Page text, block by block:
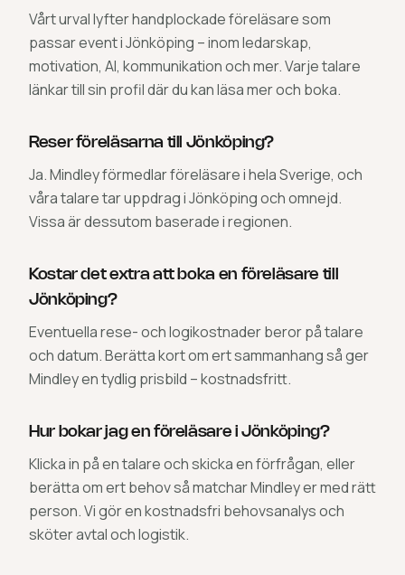
Vårt urval lyfter handplockade föreläsare som
passar event i Jönköping – inom ledarskap,
motivation, AI, kommunikation och mer. Varje talare
länkar till sin profil där du kan läsa mer och boka.
Reser föreläsarna till Jönköping?
Ja. Mindley förmedlar föreläsare i hela Sverige, och
våra talare tar uppdrag i Jönköping och omnejd.
Vissa är dessutom baserade i regionen.
Kostar det extra att boka en föreläsare till
Jönköping?
Eventuella rese- och logikostnader beror på talare
och datum. Berätta kort om ert sammanhang så ger
Mindley en tydlig prisbild – kostnadsfritt.
Hur bokar jag en föreläsare i Jönköping?
Klicka in på en talare och skicka en förfrågan, eller
berätta om ert behov så matchar Mindley er med rätt
person. Vi gör en kostnadsfri behovsanalys och
sköter avtal och logistik.